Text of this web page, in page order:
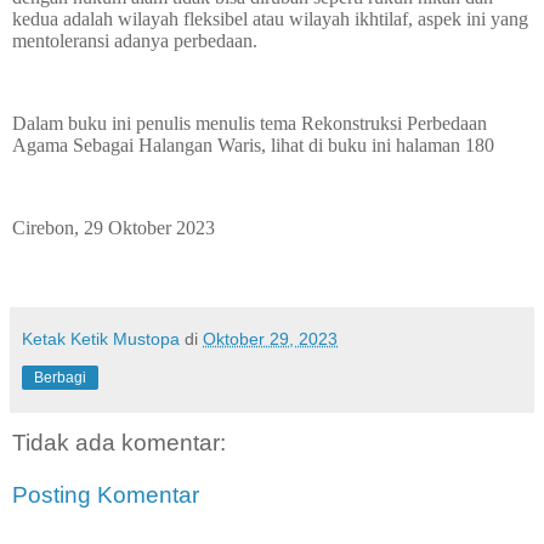
kedua adalah wilayah fleksibel atau wilayah ikhtilaf, aspek ini yang
mentoleransi adanya perbedaan.
Dalam buku ini penulis menulis tema Rekonstruksi Perbedaan
Agama Sebagai Halangan Waris, lihat di buku ini halaman 180
Cirebon, 29 Oktober 2023
Ketak Ketik Mustopa di Oktober 29, 2023
Berbagi
Tidak ada komentar:
Posting Komentar